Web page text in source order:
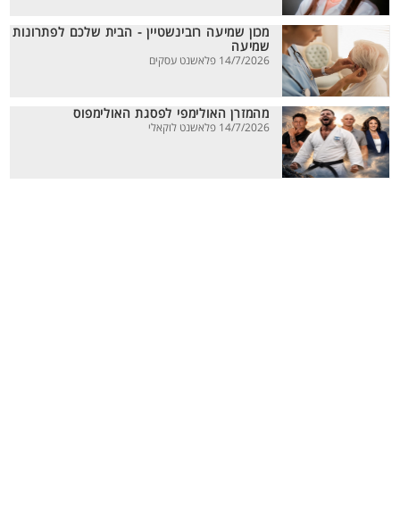
מכון שמיעה רובינשטיין - הבית שלכם לפתרונות
שמיעה
14/7/2026 פלאשנט עסקים
מהמזרן האולימפי לפסגת האולימפוס
14/7/2026 פלאשנט לוקאלי